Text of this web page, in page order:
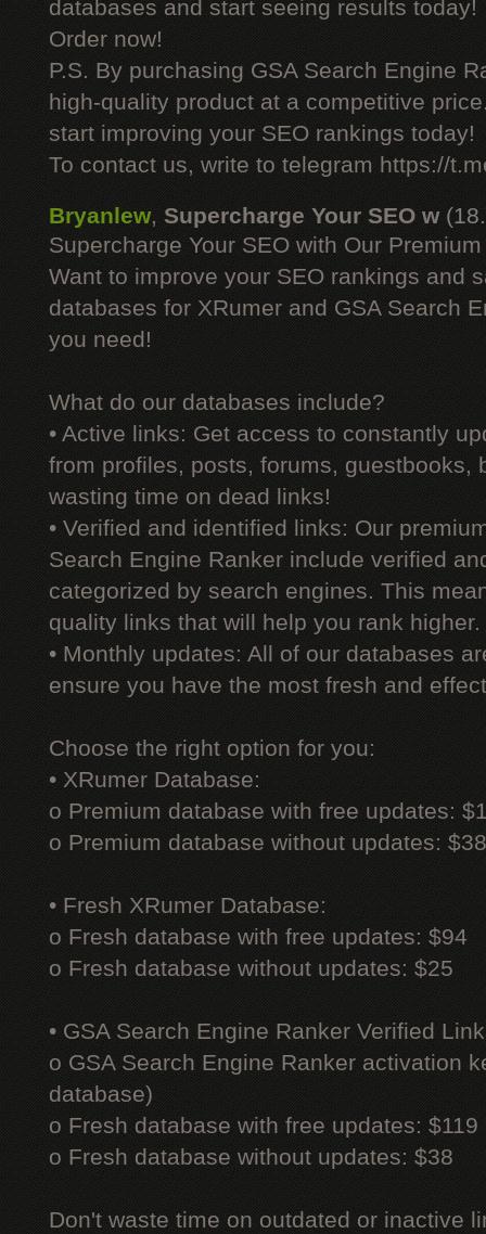
databases and start seeing results today!
Order now!
P.S. By purchasing GSA Search Engine
high-quality product at a competitive
start improving your SEO rankings today!
To contact us, write to telegram https://
Bryanlew, Supercharge Your SEO w
Supercharge Your SEO with Our
Want to improve your SEO rankings and
databases for XRumer and GSA Search
you need!
What do our databases include?
• Active links: Get access to constantly
from profiles, posts, forums, guestbooks,
wasting time on dead links!
• Verified and identified links: Our
Search Engine Ranker include verified
categorized by search engines. This
quality links that will help you rank higher.
• Monthly updates: All of our databases
ensure you have the most fresh and
Choose the right option for you:
• XRumer Database:
o Premium database with free updates:
o Premium database without updates: $38
• Fresh XRumer Database:
o Fresh database with free updates: $94
o Fresh database without updates: $25
• GSA Search Engine Ranker Verified
o GSA Search Engine Ranker activation
database)
o Fresh database with free updates: $119
o Fresh database without updates: $38
Don't waste time on outdated or inactive